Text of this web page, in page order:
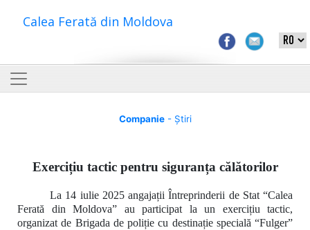
Calea Ferată din Moldova
Companie- Știri
Exercițiu tactic pentru siguranța călătorilor
La 14 iulie 2025 angajații Întreprinderii de Stat “Calea
Ferată din Moldova” au participat la un exercițiu tactic,
organizat de Brigada de poliție cu destinație specială “Fulger”